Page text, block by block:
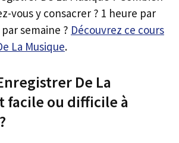
vous y consacrer ? 1 heure par
semaine ? Découvrez ce cours
La Musique.
De La
facile ou difficile à